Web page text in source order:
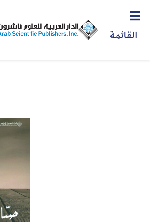
القائمة